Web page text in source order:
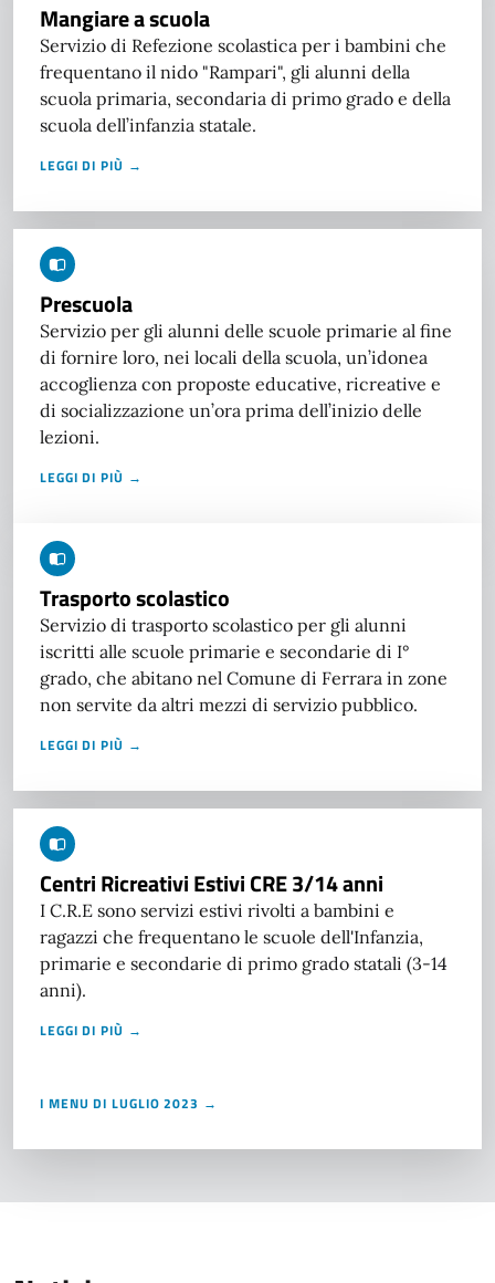
Mangiare a scuola
Servizio di Refezione scolastica per i bambini che
frequentano il nido "Rampari", gli alunni della
scuola primaria, secondaria di primo grado e della
scuola dell’infanzia statale.
LEGGI DI PIÙ →
Prescuola
Servizio per gli alunni delle scuole primarie al fine
di fornire loro, nei locali della scuola, un’idonea
accoglienza con proposte educative, ricreative e
di socializzazione un’ora prima dell’inizio delle
lezioni.
LEGGI DI PIÙ →
Trasporto scolastico
Servizio di trasporto scolastico per gli alunni
iscritti alle scuole primarie e secondarie di I°
grado, che abitano nel Comune di Ferrara in zone
non servite da altri mezzi di servizio pubblico.
LEGGI DI PIÙ →
Centri Ricreativi Estivi CRE 3/14 anni
I C.R.E sono servizi estivi rivolti a bambini e
ragazzi che frequentano le scuole dell'Infanzia,
primarie e secondarie di primo grado statali (3-14
anni).
LEGGI DI PIÙ →
I MENU DI LUGLIO 2023 →